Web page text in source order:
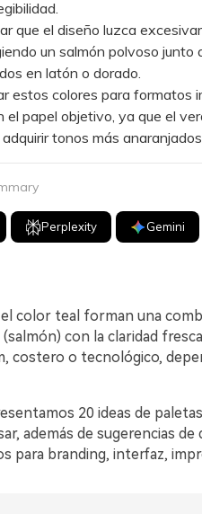
que el diseño luzca
un salmón polvoso
en latón o dorado.
colores para formatos
el papel objetivo, ya que el
tonos más
Perplexity Gemini
color teal forman una
(salmón) con la claridad
costero o tecnológico,
20 ideas de
además de sugerencias
para branding, interfaz,